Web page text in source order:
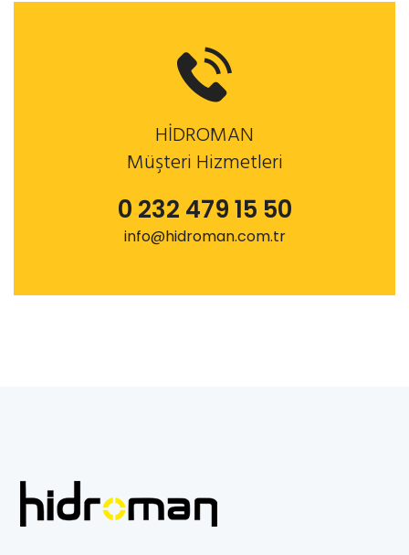
HİDROMAN
Müşteri Hizmetleri
0 232 479 15 50
info@hidroman.com.tr